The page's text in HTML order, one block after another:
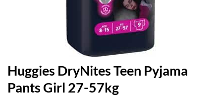
Huggies DryNites Teen Pyjama
Pants Girl 27-57kg